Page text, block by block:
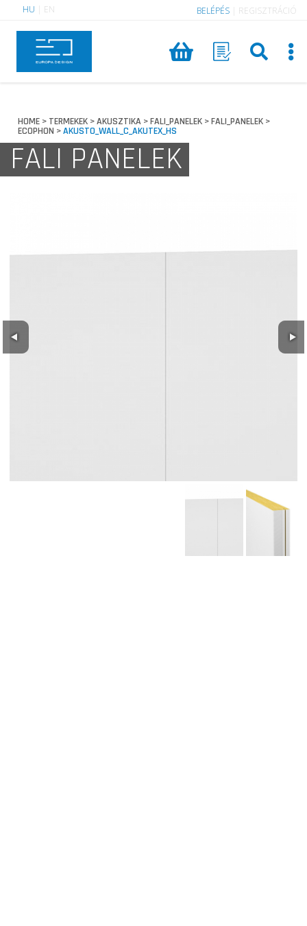
HU EN BELÉPÉS REGISZTRÁCIÓ
HOME > TERMEKEK >AKUSZTIKA >FALI_PANELEK >FALI_PANELEK >
ECOPHON >AKUSTO_WALL_C_AKUTEX_HS
FALI PANELEK